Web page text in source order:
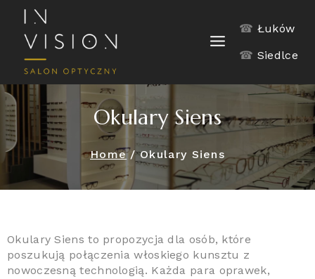
☎ Łuków
☎ Siedlce
Okulary Siens
Home / Okulary Siens
Okulary Siens to propozycja dla osób, które
poszukują połączenia włoskiego kunsztu z
nowoczesną technologią. Każda para oprawek,